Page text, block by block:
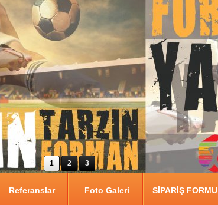
1 2 3
Referanslar Foto Galeri SİPARİŞ FORMU